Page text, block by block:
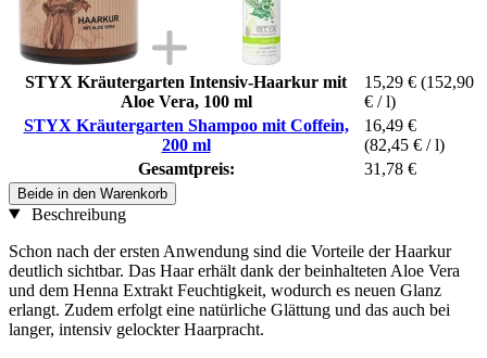
STYX Kräutergarten Intensiv-Haarkur mit
Aloe Vera, 100 ml
15,29 € (152,90
€ / l)
STYX Kräutergarten Shampoo mit Coffein,
200 ml
16,49 €
(82,45 € / l)
Gesamtpreis:
31,78 €
Beide in den Warenkorb
Beschreibung
Schon nach der ersten Anwendung sind die Vorteile der Haarkur
deutlich sichtbar. Das Haar erhält dank der beinhalteten Aloe Vera
und dem Henna Extrakt Feuchtigkeit, wodurch es neuen Glanz
erlangt. Zudem erfolgt eine natürliche Glättung und das auch bei
langer, intensiv gelockter Haarpracht.